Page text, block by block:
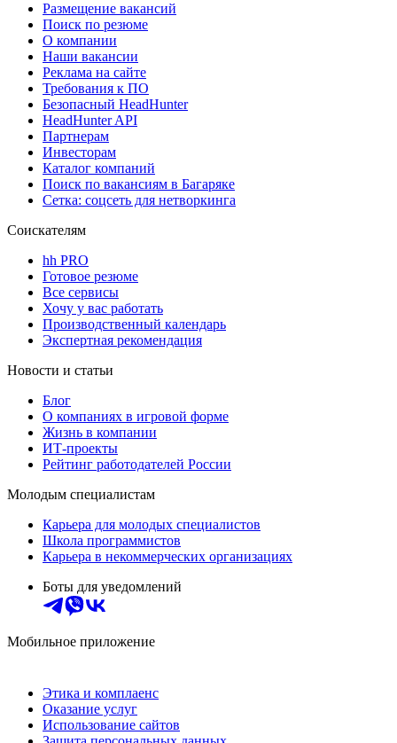
Размещение вакансий
Поиск по резюме
О компании
Наши вакансии
Реклама на сайте
Требования к ПО
Безопасный HeadHunter
HeadHunter API
Партнерам
Инвесторам
Каталог компаний
Поиск по вакансиям в Багаряке
Сетка: соцсеть для нетворкинга
Соискателям
hh PRO
Готовое резюме
Все сервисы
Хочу у вас работать
Производственный календарь
Экспертная рекомендация
Новости и статьи
Блог
О компаниях в игровой форме
Жизнь в компании
ИТ-проекты
Рейтинг работодателей России
Молодым специалистам
Карьера для молодых специалистов
Школа программистов
Карьера в некоммерческих организациях
Боты для уведомлений
Мобильное приложение
Этика и комплаенс
Оказание услуг
Использование сайтов